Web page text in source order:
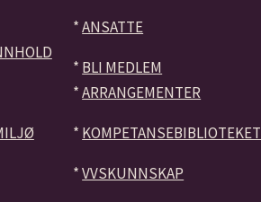
*ANSATTE
* BLI MEDLEM
*ARRANGEMENTER
* KOMPETANSEBIBLIOTEKET
*VVSKUNNSKAP